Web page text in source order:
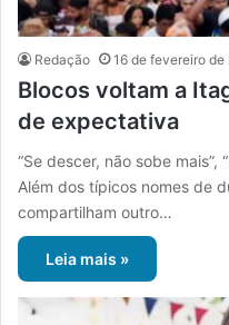
Redação 16 de fevereiro de
Blocos voltam a
de expectativa
“Se descer, não sobe mais”,
Além dos típicos nomes de
compartilham outro…
Leia mais »